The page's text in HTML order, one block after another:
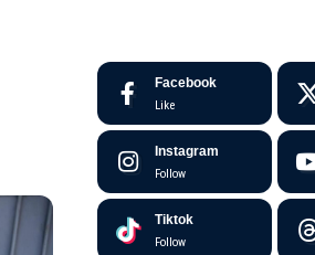
Facebook
Like
Instagram
Follow
Tiktok
Follow